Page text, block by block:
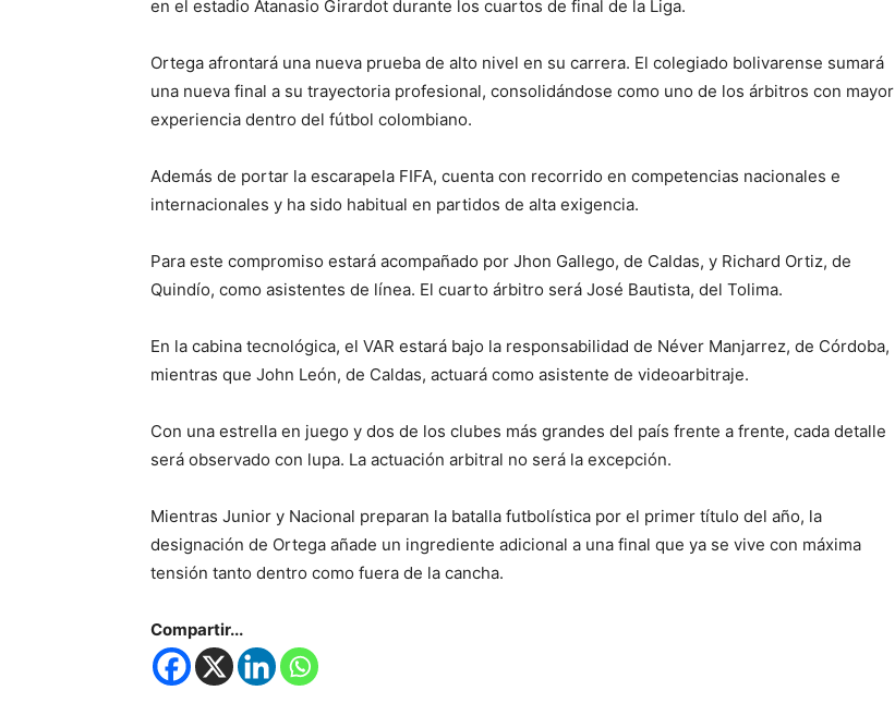
en el estadio Atanasio Girardot durante los cuartos de final de la Liga.
Ortega afrontará una nueva prueba de alto nivel en su carrera. El colegiado bolivarense sumará
una nueva final a su trayectoria profesional, consolidándose como uno de los árbitros con mayor
experiencia dentro del fútbol colombiano.
Además de portar la escarapela FIFA, cuenta con recorrido en competencias nacionales e
internacionales y ha sido habitual en partidos de alta exigencia.
Para este compromiso estará acompañado por Jhon Gallego, de Caldas, y Richard Ortiz, de
Quindío, como asistentes de línea. El cuarto árbitro será José Bautista, del Tolima.
En la cabina tecnológica, el VAR estará bajo la responsabilidad de Néver Manjarrez, de Córdoba,
mientras que John León, de Caldas, actuará como asistente de videoarbitraje.
Con una estrella en juego y dos de los clubes más grandes del país frente a frente, cada detalle
será observado con lupa. La actuación arbitral no será la excepción.
Mientras Junior y Nacional preparan la batalla futbolística por el primer título del año, la
designación de Ortega añade un ingrediente adicional a una final que ya se vive con máxima
tensión tanto dentro como fuera de la cancha.
Compartir...